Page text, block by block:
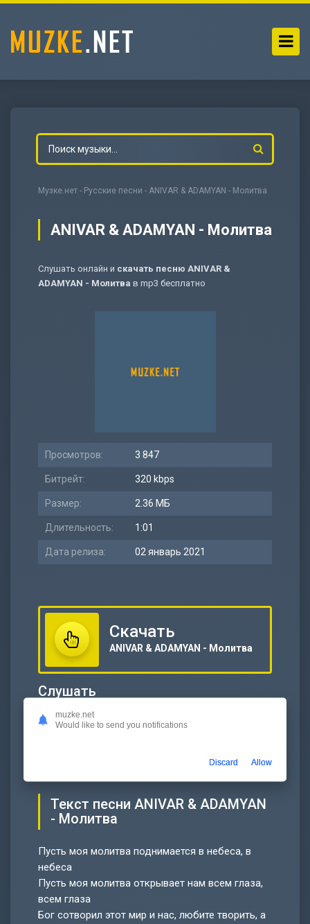
Музке.нет - Русские песни - ANIVAR & ADAMYAN - Молитва
ANIVAR & ADAMYAN - Молитва
Слушать онлайн и скачать песню ANIVAR &
ADAMYAN - Молитва в mp3 бесплатно
Просмотров: 3 847
Битрейт: 320 kbps
Размер: 2.36 МБ
Длительность: 1:01
Дата релиза: 02 январь 2021
Скачать
ANIVAR & ADAMYAN - Молитва
Слушать
ANIVAR & ADAMYAN - Молитва
Текст песни ANIVAR & ADAMYAN
- Молитва
Пусть моя молитва поднимается в небеса, в
небеса
Пусть моя молитва открывает нам всем глаза,
всем глаза
Бог сотворил этот мир и нас, любите творить, а
muzke.net
Would like to send you notifications
Discard Allow